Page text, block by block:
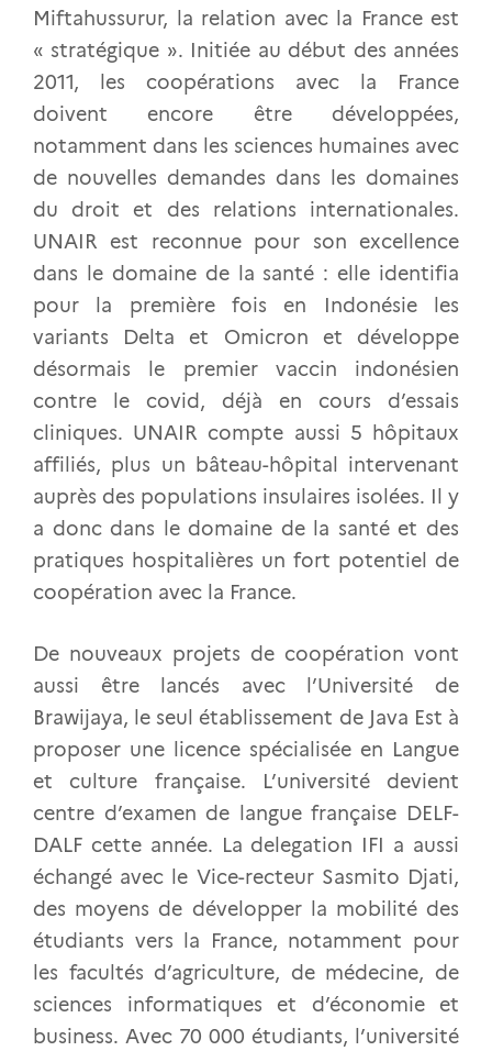
Miftahussurur, la relation avec la France est
« stratégique ». Initiée au début des années
2011, les coopérations avec la France
doivent encore être développées,
notamment dans les sciences humaines avec
de nouvelles demandes dans les domaines
du droit et des relations internationales.
UNAIR est reconnue pour son excellence
dans le domaine de la santé : elle identifia
pour la première fois en Indonésie les
variants Delta et Omicron et développe
désormais le premier vaccin indonésien
contre le covid, déjà en cours d’essais
cliniques. UNAIR compte aussi 5 hôpitaux
affiliés, plus un bâteau-hôpital intervenant
auprès des populations insulaires isolées. Il y
a donc dans le domaine de la santé et des
pratiques hospitalières un fort potentiel de
coopération avec la France.
De nouveaux projets de coopération vont
aussi être lancés avec l’Université de
Brawijaya, le seul établissement de Java Est à
proposer une licence spécialisée en Langue
et culture française. L’université devient
centre d’examen de langue française DELF-
DALF cette année. La delegation IFI a aussi
échangé avec le Vice-recteur Sasmito Djati,
des moyens de développer la mobilité des
étudiants vers la France, notamment pour
les facultés d’agriculture, de médecine, de
sciences informatiques et d’économie et
business. Avec 70 000 étudiants, l’université